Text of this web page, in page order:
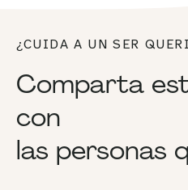
¿CUIDA A UN SER
Comparta
con
las personas